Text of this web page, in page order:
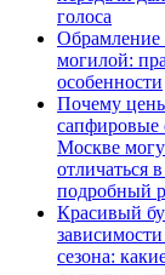
голоса
Обрамление
могилой:
особенности
Почему
сапфировые
Москве
отличаться
подробный
Красивый
сезона: